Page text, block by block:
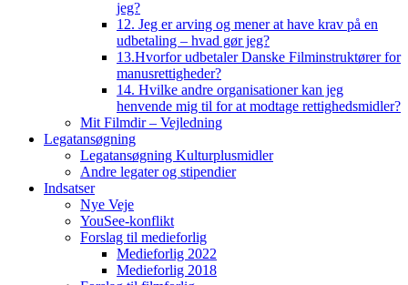
jeg?
12. Jeg er arving og mener at have krav på en
udbetaling – hvad gør jeg?
13.Hvorfor udbetaler Danske Filminstruktører for
manusrettigheder?
14. Hvilke andre organisationer kan jeg
henvende mig til for at modtage rettighedsmidler?
Mit Filmdir – Vejledning
Legatansøgning
Legatansøgning Kulturplusmidler
Andre legater og stipendier
Indsatser
Nye Veje
YouSee-konflikt
Forslag til medieforlig
Medieforlig 2022
Medieforlig 2018